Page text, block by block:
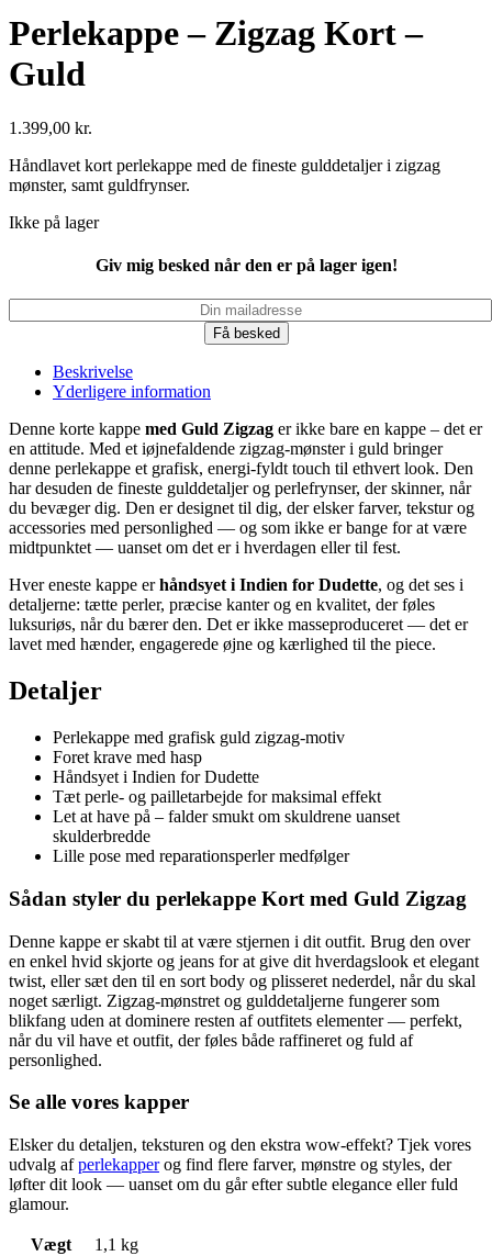
Perlekappe – Zigzag Kort –
Guld
1.399,00 kr.
Håndlavet kort perlekappe med de fineste gulddetaljer i zigzag
mønster, samt guldfrynser.
Ikke på lager
Giv mig besked når den er på lager igen!
Få besked
Beskrivelse
Yderligere information
Denne korte kappe med Guld Zigzag er ikke bare en kappe – det er
en attitude. Med et iøjnefaldende zigzag-mønster i guld bringer
denne perlekappe et grafisk, energi-fyldt touch til ethvert look. Den
har desuden de fineste gulddetaljer og perlefrynser, der skinner, når
du bevæger dig. Den er designet til dig, der elsker farver, tekstur og
accessories med personlighed — og som ikke er bange for at være
midtpunktet — uanset om det er i hverdagen eller til fest.
Hver eneste kappe erhåndsyet i Indien for Dudette, og det ses i
detaljerne: tætte perler, præcise kanter og en kvalitet, der føles
luksuriøs, når du bærer den. Det er ikke masseproduceret — det er
lavet med hænder, engagerede øjne og kærlighed til the piece.
Detaljer
Perlekappe med grafisk guld zigzag-motiv
Foret krave med hasp
Håndsyet i Indien for Dudette
Tæt perle- og pailletarbejde for maksimal effekt
Let at have på – falder smukt om skuldrene uanset
skulderbredde
Lille pose med reparationsperler medfølger
Sådan styler du perlekappe Kort med Guld Zigzag
Denne kappe er skabt til at være stjernen i dit outfit. Brug den over
en enkel hvid skjorte og jeans for at give dit hverdagslook et elegant
twist, eller sæt den til en sort body og plisseret nederdel, når du skal
noget særligt. Zigzag-mønstret og gulddetaljerne fungerer som
blikfang uden at dominere resten af outfitets elementer — perfekt,
når du vil have et outfit, der føles både raffineret og fuld af
personlighed.
Se alle vores kapper
Elsker du detaljen, teksturen og den ekstra wow-effekt? Tjek vores
udvalg afperlekapperog find flere farver, mønstre og styles, der
løfter dit look — uanset om du går efter subtle elegance eller fuld
glamour.
Vægt 1,1 kg